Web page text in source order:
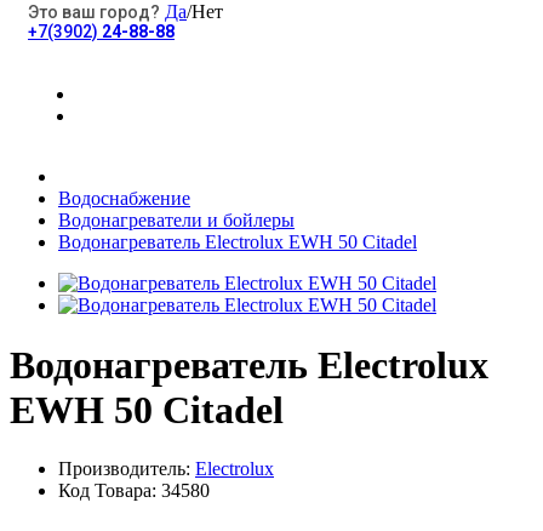
Электротовары
Строительные товары
Все для бани
Это ваш город? Да/Нет
+7(3902) 24-88-88
Водоснабжение
Водонагреватели и бойлеры
Водонагреватель Electrolux EWH 50 Citadel
Водонагреватель Electrolux
EWH 50 Citadel
Производитель: Electrolux
Код Товара: 34580